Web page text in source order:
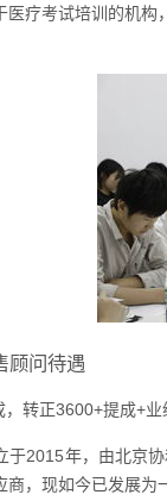
医疗考试培训的机
顾问待遇
转正3600+提成+
于2015年，由北京
，现如今已发展为